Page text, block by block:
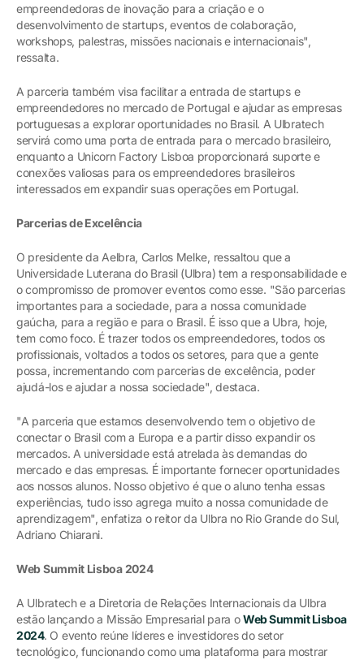
empreendedoras de inovação para a criação e o
desenvolvimento de startups, eventos de colaboração,
workshops, palestras, missões nacionais e internacionais",
ressalta.
A parceria também visa facilitar a entrada de startups e
empreendedores no mercado de Portugal e ajudar as empresas
portuguesas a explorar oportunidades no Brasil. A Ulbratech
servirá como uma porta de entrada para o mercado brasileiro,
enquanto a Unicorn Factory Lisboa proporcionará suporte e
conexões valiosas para os empreendedores brasileiros
interessados em expandir suas operações em Portugal.
Parcerias de Excelência
O presidente da Aelbra, Carlos Melke, ressaltou que a
Universidade Luterana do Brasil (Ulbra) tem a responsabilidade e
o compromisso de promover eventos como esse. "São parcerias
importantes para a sociedade, para a nossa comunidade
gaúcha, para a região e para o Brasil. É isso que a Ubra, hoje,
tem como foco. É trazer todos os empreendedores, todos os
profissionais, voltados a todos os setores, para que a gente
possa, incrementando com parcerias de excelência, poder
ajudá-los e ajudar a nossa sociedade", destaca.
"A parceria que estamos desenvolvendo tem o objetivo de
conectar o Brasil com a Europa e a partir disso expandir os
mercados. A universidade está atrelada às demandas do
mercado e das empresas. É importante fornecer oportunidades
aos nossos alunos. Nosso objetivo é que o aluno tenha essas
experiências, tudo isso agrega muito a nossa comunidade de
aprendizagem", enfatiza o reitor da Ulbra no Rio Grande do Sul,
Adriano Chiarani.
Web Summit Lisboa 2024
A Ulbratech e a Diretoria de Relações Internacionais da Ulbra
estão lançando a Missão Empresarial para oWeb Summit Lisboa
2024. O evento reúne líderes e investidores do setor
tecnológico, funcionando como uma plataforma para mostrar